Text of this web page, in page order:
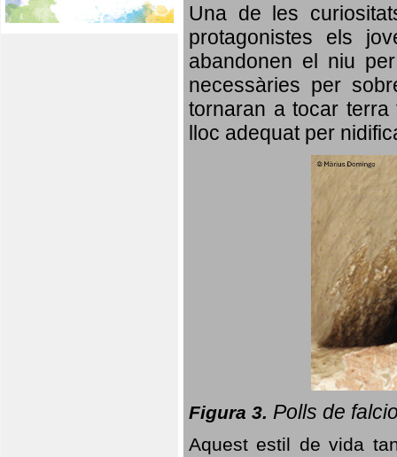
Una de les
protagonistes els
abandonen el niu
necessàries per
tornaran a tocar
lloc adequat per
Figura 3. Polls de
Aquest estil de vida